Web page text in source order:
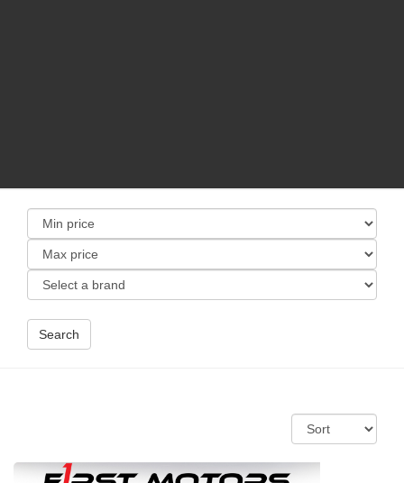
Search